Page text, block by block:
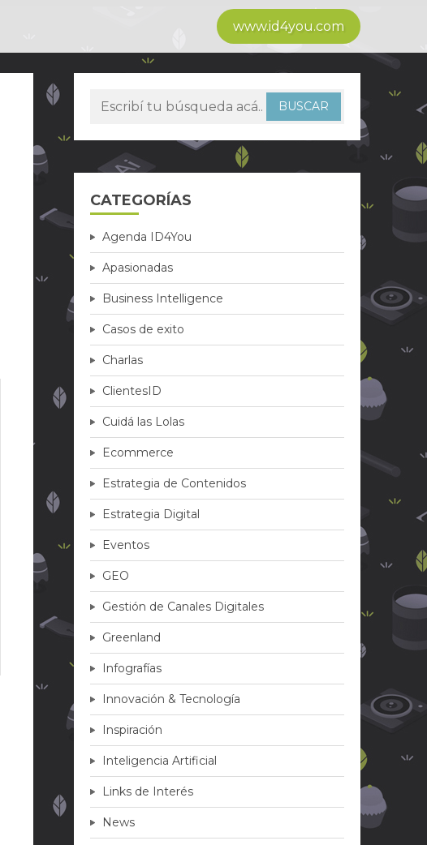
www.id4you.com
CATEGORÍAS
Agenda ID4You
Apasionadas
Business Intelligence
Casos de exito
Charlas
ClientesID
Cuidá las Lolas
Ecommerce
Estrategia de Contenidos
Estrategia Digital
Eventos
GEO
Gestión de Canales Digitales
Greenland
Infografías
Innovación & Tecnología
Inspiración
Inteligencia Artificial
Links de Interés
News